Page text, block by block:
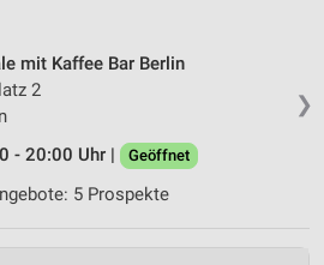
❯
mit Kaffee Bar Berlin
2
- 20:00 Uhr |
Geöffnet
5 Prospekte